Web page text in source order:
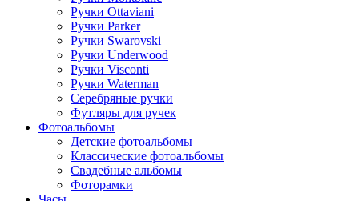
Ручки Ottaviani
Ручки Parker
Ручки Swarovski
Ручки Underwood
Ручки Visconti
Ручки Waterman
Серебряные ручки
Футляры для ручек
Фотоальбомы
Детские фотоальбомы
Классические фотоальбомы
Свадебные альбомы
Фоторамки